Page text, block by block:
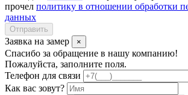
прочел политику в отношении обработки
данных
Отправить
Заявка на замер ×
Спасибо за обращение в нашу компанию!
Пожалуйста, заполните поля.
Телефон для связи
Как вас зовут?